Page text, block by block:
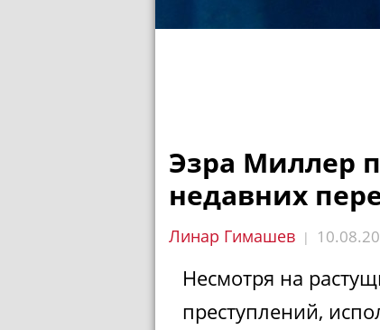
Эзра Миллер
недавних
Линар Гимашев |
Несмотря на
преступлений,